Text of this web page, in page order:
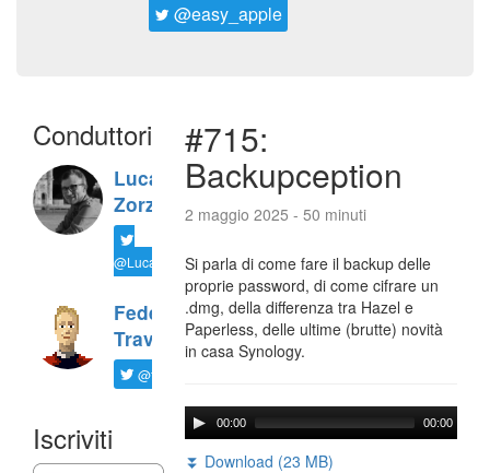
@easy_apple
Conduttori
Luca
Zorzi
@LucaTNT
Federico
Travaini
@ftrava
Iscriviti
#715:
Backupception
2 maggio 2025 - 50 minuti
Si parla di come fare il backup delle
proprie password, di come cifrare un
.dmg, della differenza tra Hazel e
Paperless, delle ultime (brutte) novità
in casa Synology.
00:00 00:00
⏬ Download (23 MB)